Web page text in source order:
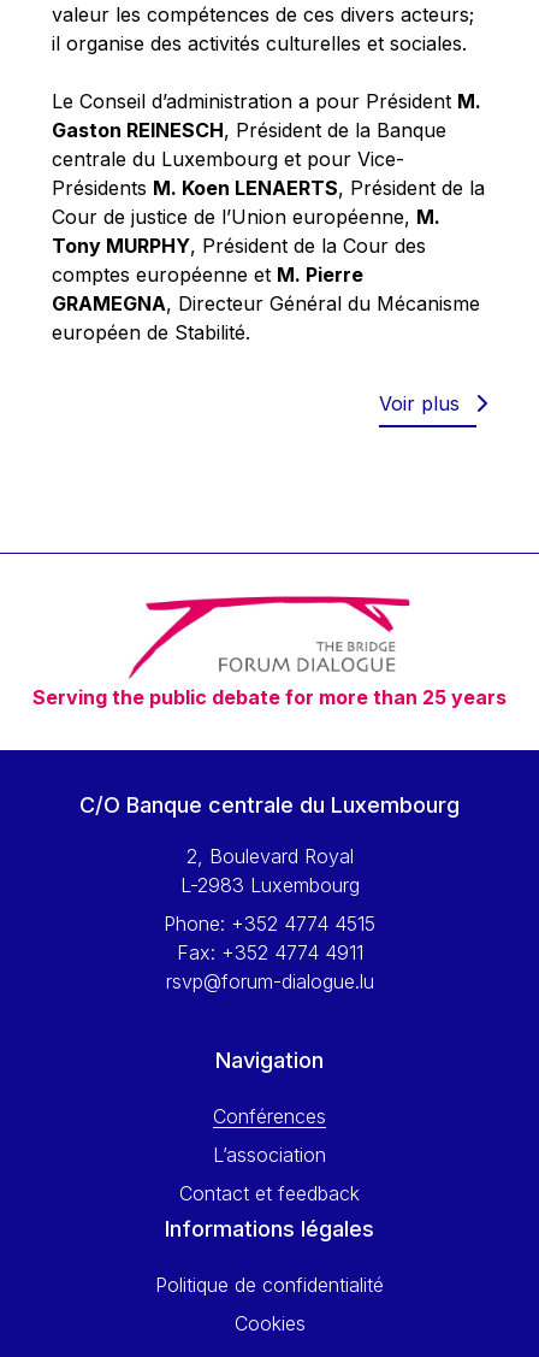
Paolo Mengozzi
Paschal Donohoe
Pat Cox
Patrizia Nanz
Philippe Maystadt
Pierre Gramegna
Richard Pelly
Robert Goebbels
Robert REYNDERS
Timothy Radcliffe
Vaclav Klaus
Vassilios Skouris
Vítor Manuel da Silva Caldeira
Viviane Reding
Walter Hagg
Wolfgang Ketterle
Yossi Beillin
Yves FRANCHET
valeur les compétences de ces divers acteurs;
il organise des activités culturelles et sociales.
Le Conseil d’administration a pour Président M.
Gaston REINESCH, Président de la Banque
centrale du Luxembourg et pour Vice-
Présidents M. Koen LENAERTS, Président de la
Cour de justice de l’Union européenne, M.
Tony MURPHY, Président de la Cour des
comptes européenne et M. Pierre
GRAMEGNA, Directeur Général du Mécanisme
européen de Stabilité.
Voir plus
Serving the public debate for more than 25 years
C/O Banque centrale du Luxembourg
2, Boulevard Royal
L-2983 Luxembourg
Phone: +352 4774 4515
Fax: +352 4774 4911
rsvp@forum-dialogue.lu
Navigation
Conférences
L’association
Contact et feedback
Informations légales
Politique de confidentialité
Cookies